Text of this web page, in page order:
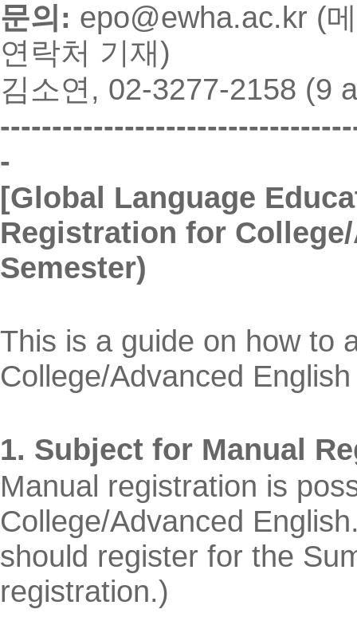
문의: epo@ewha.ac.kr (
연락처 기재)
김소연 , 02-3277-2158 (9
-
[Global Language
Registration for
Semester)
This is a guide on how to
College/Advanced
1. Subject for Manual
Manual registration is
College/Advanced
should register for the
registration.)